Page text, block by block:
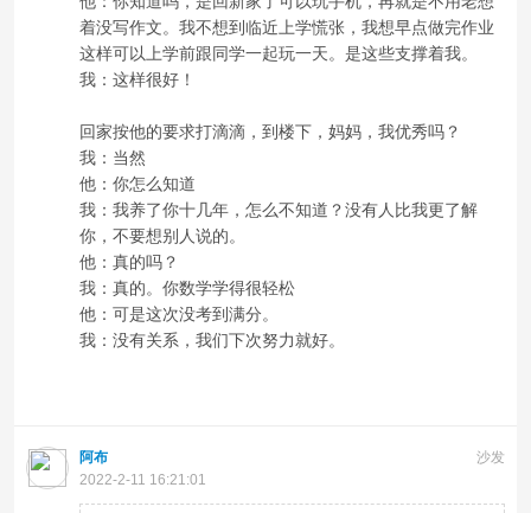
着没写作文。我不想到临近上学慌张，我想早点做完作业
这样可以上学前跟同学一起玩一天。是这些支撑着我。
我：这样很好！
回家按他的要求打滴滴，到楼下，妈妈，我优秀吗？
我：当然
他：你怎么知道
我：我养了你十几年，怎么不知道？没有人比我更了解
你，不要想别人说的。
他：真的吗？
我：真的。你数学学得很轻松
他：可是这次没考到满分。
我：没有关系，我们下次努力就好。
沙发
阿布
2022-2-11 16:21:01